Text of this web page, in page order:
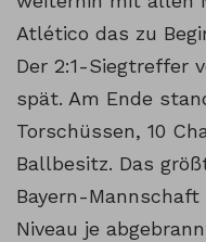
Atlético das zu
Der 2:1-Siegtreffer
spät. Am Ende
Torschüssen, 10
Ballbesitz. Das
Bayern-
Niveau je